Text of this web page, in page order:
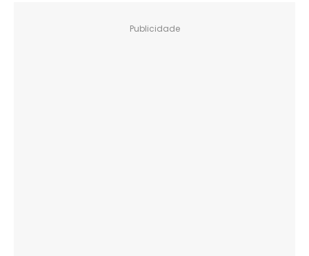
Publicidade